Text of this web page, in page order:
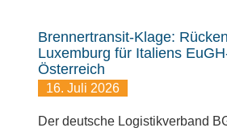
Brennertransit-Klage:
Luxemburg für Italiens
Österreich
16. Juli 2026
Der deutsche Logistikverband